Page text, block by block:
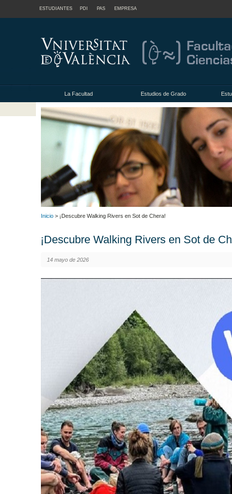
ESTUDIANTES PDI PAS EMPRESA
La Facultad Estudios de Grado
Inicio > ¡Descubre Walking Rivers en Sot de Chera!
¡Descubre Walking Rivers en Sot de
14 mayo de 2026